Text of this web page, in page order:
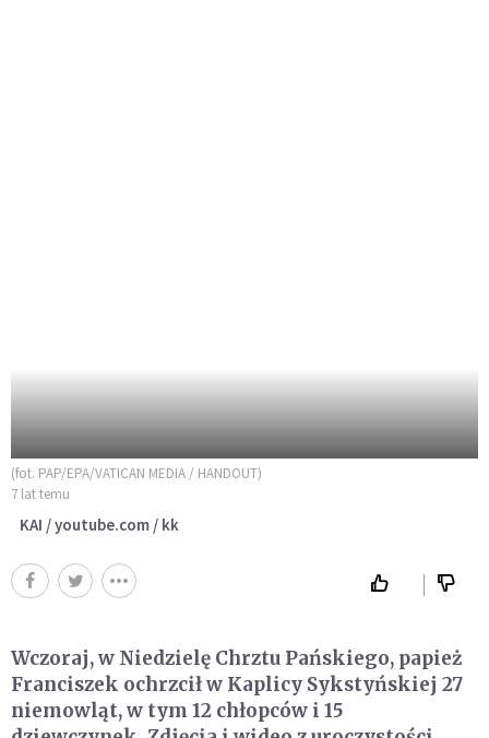
(fot. PAP/EPA/VATICAN MEDIA / HANDOUT)
7 lat temu
KAI / youtube.com / kk
Wczoraj, w Niedzielę Chrztu Pańskiego, papież
Franciszek ochrzcił w Kaplicy Sykstyńskiej 27
niemowląt, w tym 12 chłopców i 15